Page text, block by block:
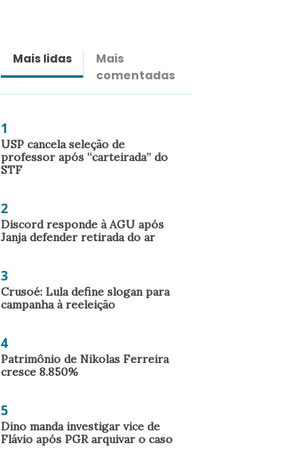
Mais lidas
Mais
comentadas
1
USP cancela seleção de
professor após “carteirada” do
STF
2
Discord responde à AGU após
Janja defender retirada do ar
3
Crusoé: Lula define slogan para
campanha à reeleição
4
Patrimônio de Nikolas Ferreira
cresce 8.850%
5
Dino manda investigar vice de
Flávio após PGR arquivar o caso